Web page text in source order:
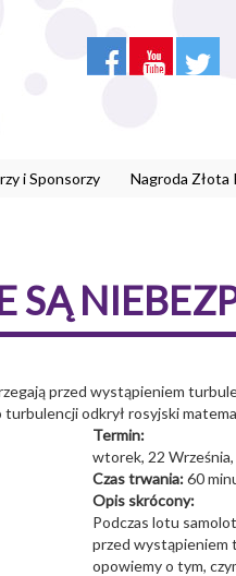
i Sponsorzy Nagroda Złota
SĄ
przed wystąpieniem
odkrył rosyjski
Termin:
wtorek, 22
Czas trwania:60
Opis skrócony:
Podczas lotu
przed wystąpieniem
opowiemy o tym,